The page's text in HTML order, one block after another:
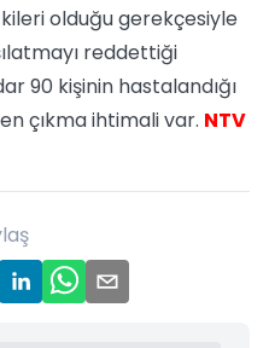
olduğu gerekçesiyle
reddettiği
90 kişinin hastalandığı
çıkma ihtimali var. NTV